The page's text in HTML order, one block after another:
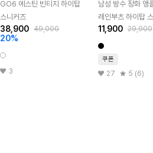
GO6 에스틴 빈티지 하이탑
스니커즈
38,900 49,000
20%
3
남성 방수 장화 앵
레인부츠 하이탑
11,900 29,900
쿠폰
27 5 (6)